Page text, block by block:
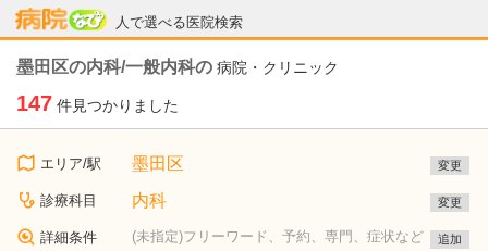
人で選べる医院検索
病院なび
墨田区の内科/一般内科の 病院・クリニック
147 件見つかりました
エリア/駅 墨田区 変更
診療科目 内科 変更
詳細条件
(未指定)フリーワード、予約、専門、症状など
追加